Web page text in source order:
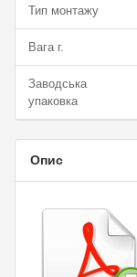
Тип монтажу
Вага г.
Заводська
упаковка
Опис